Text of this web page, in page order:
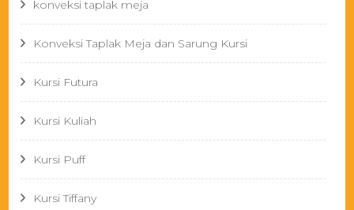
konveksi taplak meja
Konveksi Taplak Meja dan Sarung Kursi
Kursi Futura
Kursi Kuliah
Kursi Puff
Kursi Tiffany